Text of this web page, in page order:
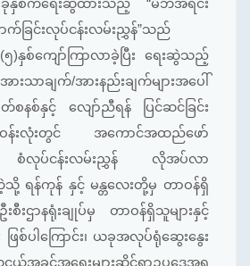
နှစ်ကရေးဆွဲထားသည့် “မိဘအရင်း
က်ခြင်းလုပ်ငန်းလမ်းညွှန်”သည်
)နှစ်ကျော်ကြာလာခဲ့ပြီး ရေးဆွဲသည့်
ာချက်/အားနည်းချက်များအပေါ်
စနစ်နှင့် လျော်ညီရန် ပြင်ဆင်ခြင်း
န်းလုံးတွင် အကောင်အထည်ဖော်
စံလုပ်ငန်းလမ်းညွှန် လိုအပ်လာ
န်ကုန် နှင့် မန္တလေးတို့မှ တာဝန်ရှိ
စီးဌာနရုံးချုပ်မှ တာဝန်ရှိသူများနှင့်
း ဖြစ်ပါကြောင်း၊ ယခုအလုပ်ရုံဆွေးနွေး
ခွင့်အရေးများဆိုင်ရာဥပဒေအရ